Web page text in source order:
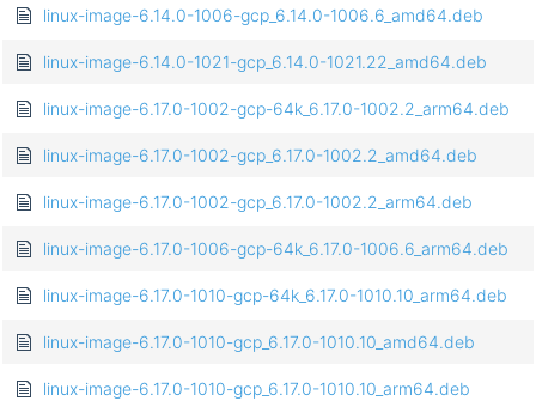
linux-image-6.14.0-1006-gcp_6.14.0-1006.6_amd64.deb
linux-image-6.14.0-1021-gcp_6.14.0-1021.22_amd64.deb
linux-image-6.17.0-1002-gcp-64k_6.17.0-1002.2_arm64.deb
linux-image-6.17.0-1002-gcp_6.17.0-1002.2_amd64.deb
linux-image-6.17.0-1002-gcp_6.17.0-1002.2_arm64.deb
linux-image-6.17.0-1006-gcp-64k_6.17.0-1006.6_arm64.deb
linux-image-6.17.0-1010-gcp-64k_6.17.0-1010.10_arm64.deb
linux-image-6.17.0-1010-gcp_6.17.0-1010.10_amd64.deb
linux-image-6.17.0-1010-gcp_6.17.0-1010.10_arm64.deb